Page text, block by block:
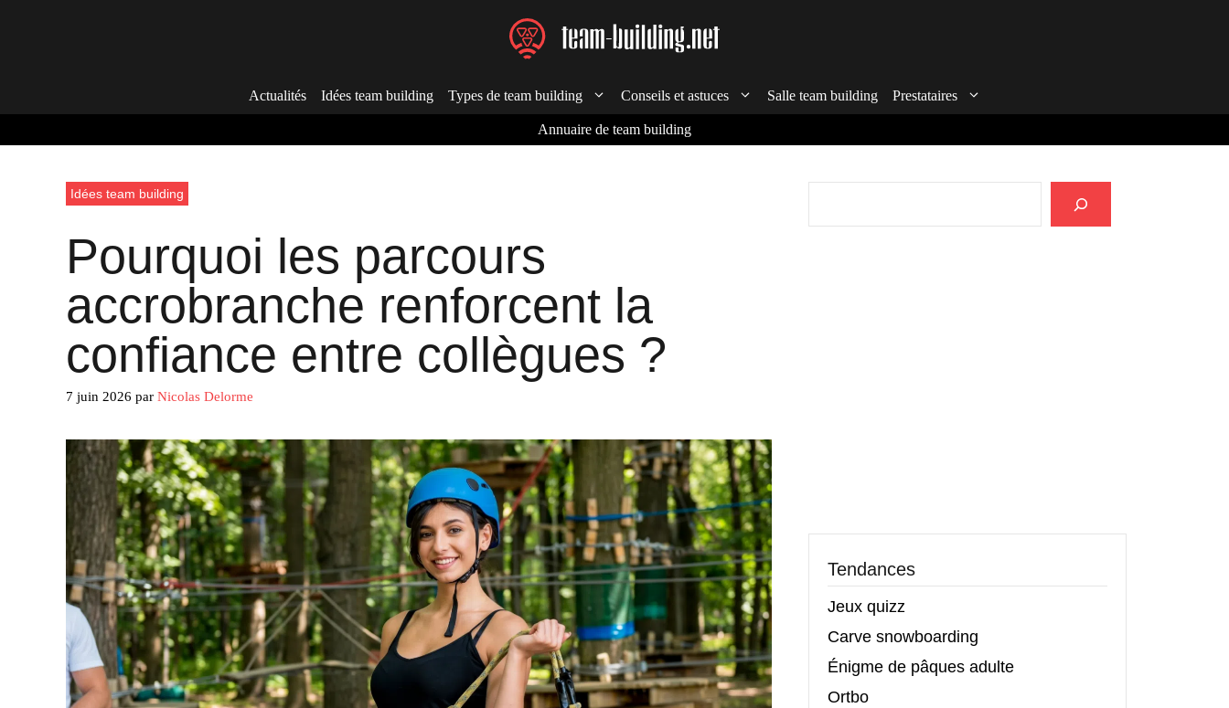
Actualités Idées team building Types de team building Conseils et astuces Salle team building Prestataires
Annuaire de team building
Idées team building
Pourquoi les parcours
accrobranche renforcent la
confiance entre collègues ?
7 juin 2026 par Nicolas Delorme
Tendances
Jeux quizz
Carve snowboarding
Énigme de pâques adulte
Ortbo